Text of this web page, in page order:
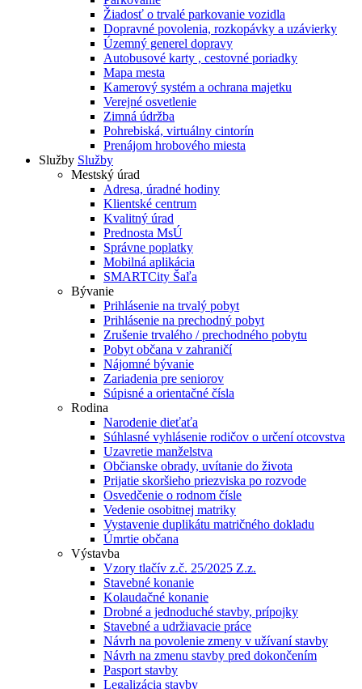
Žiadosť o trvalé parkovanie vozidla
Dopravné povolenia, rozkopávky a uzávierky
Územný generel dopravy
Autobusové karty , cestovné poriadky
Mapa mesta
Kamerový systém a ochrana majetku
Verejné osvetlenie
Zimná údržba
Pohrebiská, virtuálny cintorín
Prenájom hrobového miesta
Služby Služby
Mestský úrad
Adresa, úradné hodiny
Klientské centrum
Kvalitný úrad
Prednosta MsÚ
Správne poplatky
Mobilná aplikácia
SMARTCity Šaľa
Bývanie
Prihlásenie na trvalý pobyt
Prihlásenie na prechodný pobyt
Zrušenie trvalého / prechodného pobytu
Pobyt občana v zahraničí
Nájomné bývanie
Zariadenia pre seniorov
Súpisné a orientačné čísla
Rodina
Narodenie dieťaťa
Súhlasné vyhlásenie rodičov o určení otcovstva
Uzavretie manželstva
Občianske obrady, uvítanie do života
Prijatie skoršieho priezviska po rozvode
Osvedčenie o rodnom čísle
Vedenie osobitnej matriky
Vystavenie duplikátu matričného dokladu
Úmrtie občana
Výstavba
Vzory tlačív z.č. 25/2025 Z.z.
Stavebné konanie
Kolaudačné konanie
Drobné a jednoduché stavby, prípojky
Stavebné a udržiavacie práce
Návrh na povolenie zmeny v užívaní stavby
Návrh na zmenu stavby pred dokončením
Pasport stavby
Legalizácia stavby